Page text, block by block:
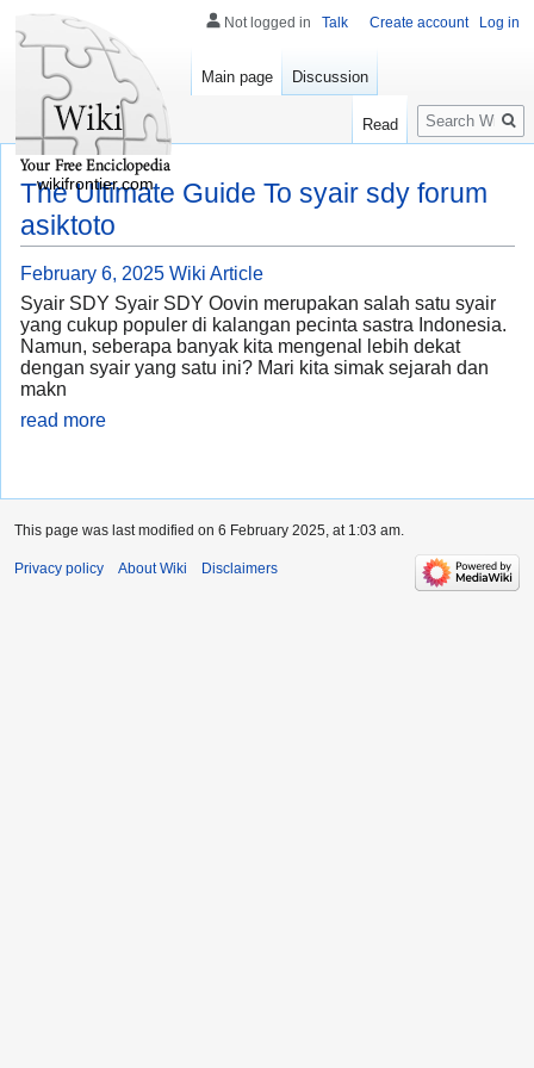
The Ultimate Guide To syair sdy forum
asiktoto
February 6, 2025 Wiki Article
Syair SDY Syair SDY Oovin merupakan salah satu syair
yang cukup populer di kalangan pecinta sastra Indonesia.
Namun, seberapa banyak kita mengenal lebih dekat
dengan syair yang satu ini? Mari kita simak sejarah dan
makn
read more
Not logged in Talk Create account Log in
Main page Discussion
Read
Search
wikifrontier.com
This page was last modified on 6 February 2025, at 1:03 am.
Privacy policy About Wiki Disclaimers